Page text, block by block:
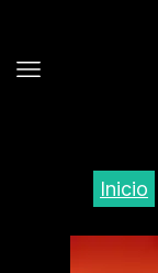
Inicio